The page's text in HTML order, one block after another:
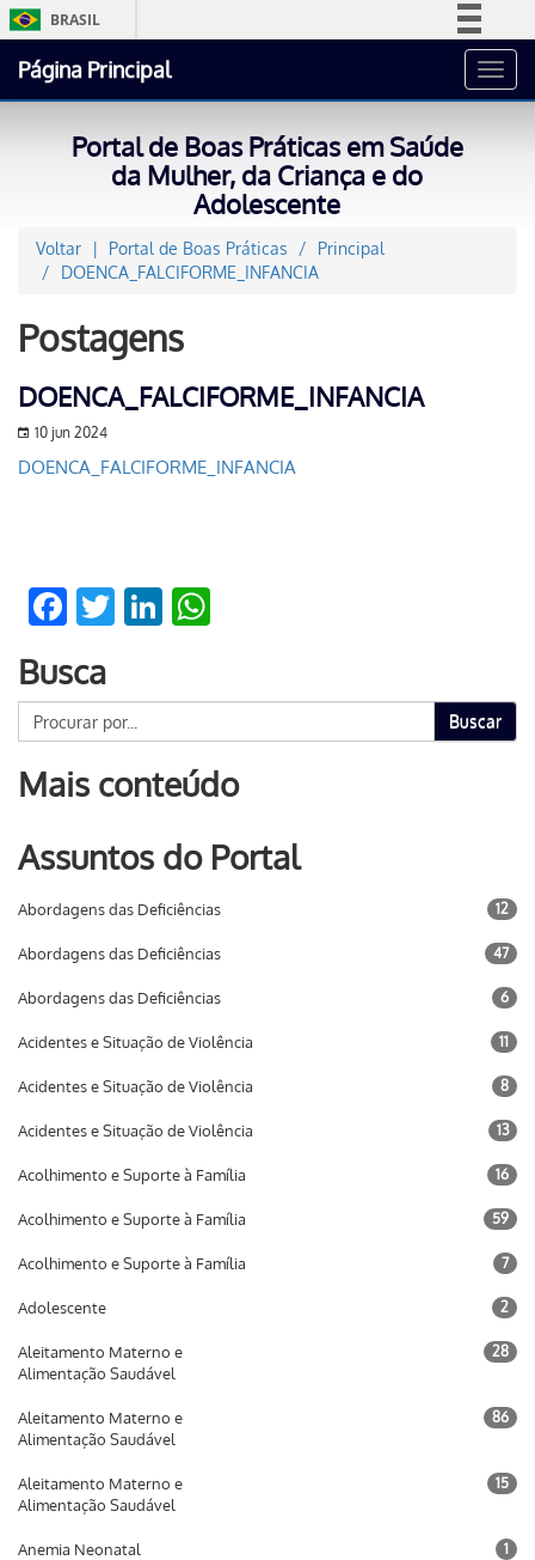
BRASIL
Acesso à informação
Canais
Página Principal
Portal de Boas Práticas em Saúde
da Mulher, da Criança e do
Adolescente
Voltar Portal de Boas Práticas
Principal
DOENCA_FALCIFORME_INFANCIA
Postagens
DOENCA_FALCIFORME_INFANCIA
10 jun 2024
DOENCA_FALCIFORME_INFANCIA
Facebook
TwitterLinkedIn
Busca
Buscar
Mais conteúdo
Assuntos do Portal
Abordagens das Deficiências 12
Abordagens das Deficiências 47
Abordagens das Deficiências 6
Acidentes e Situação de Violência 11
Acidentes e Situação de Violência 8
Acidentes e Situação de Violência 13
Acolhimento e Suporte à Família 16
Acolhimento e Suporte à Família 59
Acolhimento e Suporte à Família 7
Adolescente 2
Aleitamento Materno e
Alimentação Saudável
28
Aleitamento Materno e
Alimentação Saudável
86
Aleitamento Materno e
Alimentação Saudável
15
Anemia Neonatal 1